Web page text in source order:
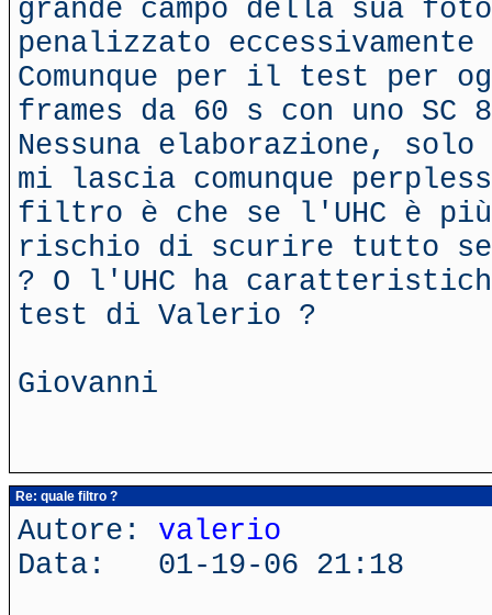
grande campo della sua
penalizzato
Comunque per il test per
frames da 60 s con uno
Nessuna elaborazione,
mi lascia comunque
filtro è che se l'UHC è
rischio di scurire tutto
? O l'UHC ha
test di Valerio ?
Giovanni
Re: quale filtro ?
Autore: valerio
Data: 01-19-06 21:18